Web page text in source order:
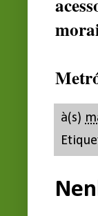
à(s)